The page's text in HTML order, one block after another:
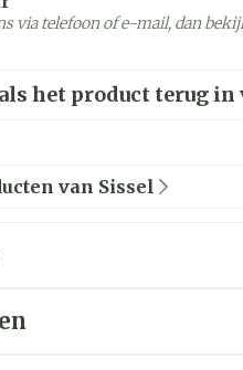
het product terug in
via telefoon of e-mail, dan
van Sissel